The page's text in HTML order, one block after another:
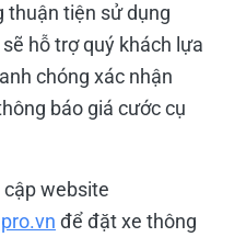
thuận tiện sử dụng
hỗ trợ quý khách lựa
chóng xác nhận
báo giá cước cụ
cập website
để đặt xe thông